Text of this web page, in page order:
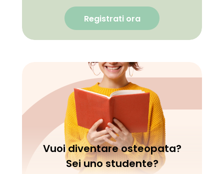
Registrati ora
Vuoi diventare osteopata?
Sei uno studente?